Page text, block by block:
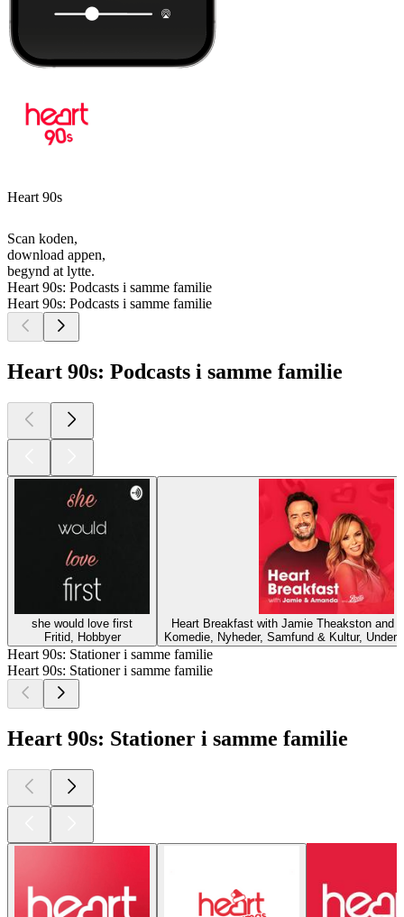
Heart 90s
Scan koden,
download appen,
begynd at lytte.
Heart 90s: Podcasts i samme familie
Heart 90s: Podcasts i samme familie
Heart 90s: Podcasts i samme familie
she would love first
Fritid, Hobbyer
Heart Breakfast with Jamie Theakston and
Komedie, Nyheder, Samfund & Kultur,
Heart 90s: Stationer i samme familie
Heart 90s: Stationer i samme familie
Heart 90s: Stationer i samme familie